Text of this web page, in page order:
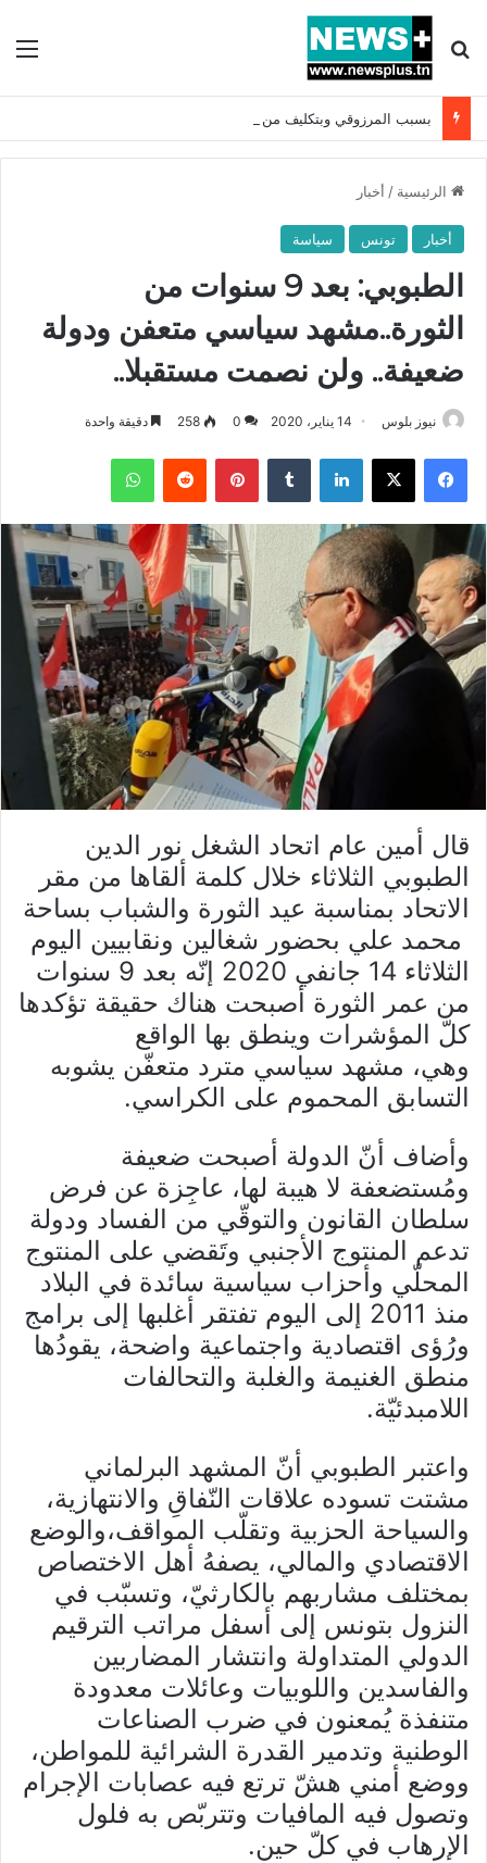
بحث عن
الرئيسية / أخبار
أخبار تونس سياسة
الطبوبي: بعد 9 سنوات من
الثورة..مشهد سياسي متعفن ودولة
ضعيفة.. ولن نصمت مستقبلا..
نيوز بلوس 14 يناير، 2020 0
258 دقيقة واحدة
فيسبوك X لينكدإن بينتيريست واتساب
قال أمين عام اتحاد الشغل نور الدين
الطبوبي الثلاثاء خلال كلمة ألقاها من مقر
الاتحاد بمناسبة عيد الثورة والشباب بساحة
محمد علي بحضور شغالين ونقابيين اليوم
الثلاثاء 14 جانفي 2020 إنّه بعد 9 سنوات
من عمر الثورة أصبحت هناك حقيقة تؤكدها
كلّ المؤشرات وينطق بها الواقع
وهي، مشهد سياسي مترد متعفّن يشوبه
التسابق المحموم على الكراسي.
وأضاف أنّ الدولة أصبحت ضعيفة
ومُستضعفة لا هيبة لها، عاجِزة عن فرض
سلطان القانون والتوقّي من الفساد ودولة
تدعم المنتوج الأجنبي وتَقضي على المنتوج
المحلّي وأحزاب سياسية سائدة في البلاد
منذ 2011 إلى اليوم تفتقر أغلبها إلى برامج
ورُؤى اقتصادية واجتماعية واضحة، يقودُها
منطق الغنيمة والغلبة والتحالفات
اللامبدئيّة.
واعتبر الطبوبي أنّ المشهد البرلماني
مشتت تسوده علاقات النّفاقِ والانتهازية،
والسياحة الحزبية وتقلّب المواقف،والوضع
الاقتصادي والمالي، يصفهُ أهل الاختصاص
بمختلف مشاربهم بالكارثيّ، وتسبّب في
النزول بتونس إلى أسفل مراتب الترقيم
الدولي المتداولة وانتشار المضاربين
والفاسدين واللوبيات وعائلات معدودة
متنفذة يُمعنون في ضرب الصناعات
الوطنية وتدمير القدرة الشرائية للمواطن،
ووضع أمني هشّ ترتع فيه عصابات الإجرام
وتصول فيه المافيات وتتربّص به فلول
الإرهاب في كلّ حين.